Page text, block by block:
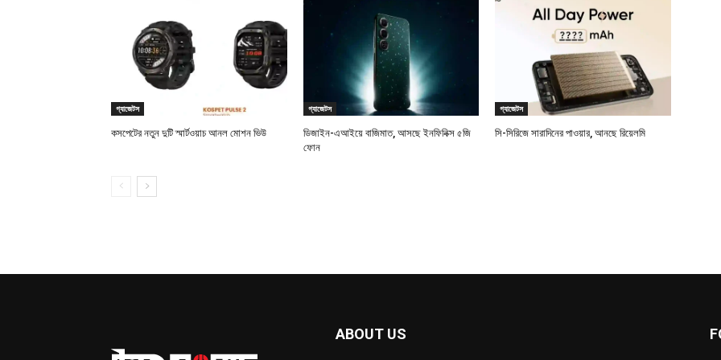
গ্যাজেটস
কসপেটের নতুন দুটি স্মার্টওয়াচ আনল মোশন ভিউ
গ্যাজেটস
ডিজাইন-এআইয়ে বাজিমাত, আসছে ইনফিনিক্স ৫জি
ফোন
গ্যাজেটস
সি-সিরিজে সারাদিনের পাওয়ার, আনছে রিয়েলমি
ABOUT US